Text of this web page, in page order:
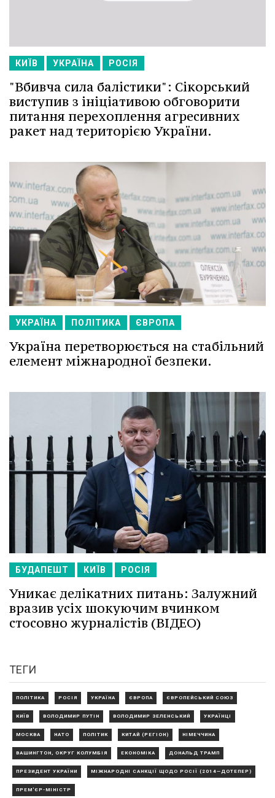
КИЇВ УКРАЇНА РОСІЯ
"Вбивча сила балістики": Сікорський
виступив з ініціативою обговорити
питання перехоплення агресивних
ракет над територією України.
УКРАЇНА ПОЛІТИКА ЄВРОПА
Україна перетворюється на стабільний
елемент міжнародної безпеки.
БУДАПЕШТ КИЇВ РОСІЯ
Уникає делікатних питань: Залужний
вразив усіх шокуючим вчинком
стосовно журналістів (ВІДЕО)
ТЕГИ
ПОЛІТИКА РОСІЯ УКРАЇНА ЄВРОПА ЄВРОПЕЙСЬКИЙ СОЮЗ
КИЇВ ВОЛОДИМИР ПУТІН ВОЛОДИМИР ЗЕЛЕНСЬКИЙ УКРАЇНЦІ
МОСКВА НАТО ПОЛІТИК КИТАЙ (РЕГІОН) НІМЕЧЧИНА
ВАШИНГТОН, ОКРУГ КОЛУМБІЯ ЕКОНОМІКА ДОНАЛЬД ТРАМП
ПРЕЗИДЕНТ УКРАЇНИ МІЖНАРОДНІ САНКЦІЇ ЩОДО РОСІЇ (2014—ДОТЕПЕР)
ПРЕМ'ЄР-МІНІСТР